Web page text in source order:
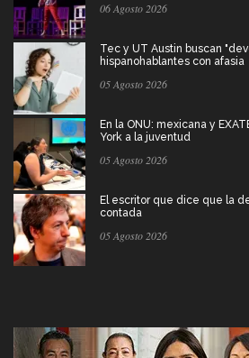
06 Agosto 2026
Tec y UT Austin buscan
hispanohablantes con afasia
05 Agosto 2026
En la ONU: mexicana y
York a la juventud
05 Agosto 2026
El escritor que dice que la
contada
05 Agosto 2026